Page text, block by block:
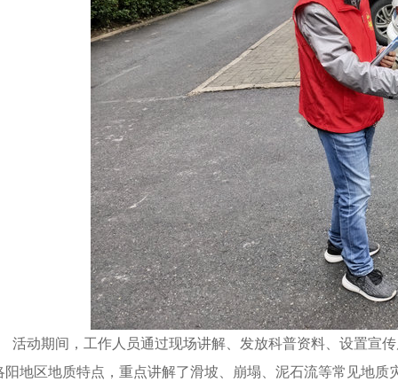
活动期间，工作人员通过现场讲解、发放科普资料、设置宣
阳地区地质特点，重点讲解了滑坡、崩塌、泥石流等常见地